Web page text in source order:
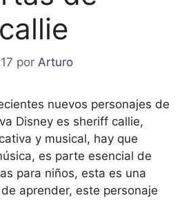
por Arturo
nuevos personajes de
Disney es sheriff callie,
y musical, hay que
es parte esencial de
para niños, esta es una
aprender, este personaje